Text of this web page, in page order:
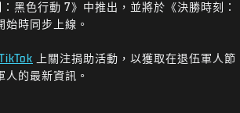
黑色行動 7》中推出，並將於《決勝時刻：
始時同步上線。
上關注捐助活動，以獲取在退伍軍人節
人的最新資訊。